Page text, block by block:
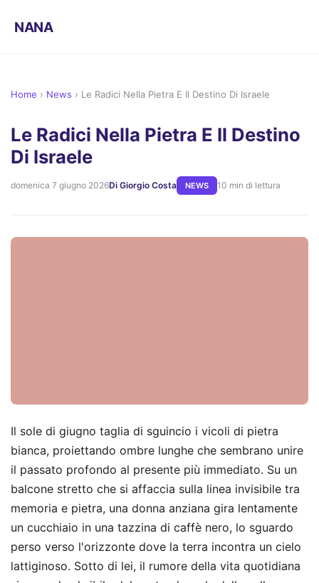
NANA
Home › News › Le Radici Nella Pietra E Il Destino Di Israele
Le Radici Nella Pietra E Il Destino
Di Israele
domenica 7 giugno 2026Di Giorgio Costa NEWS 10 min di lettura
Il sole di giugno taglia di sguincio i vicoli di pietra
bianca, proiettando ombre lunghe che sembrano unire
il passato profondo al presente più immediato. Su un
balcone stretto che si affaccia sulla linea invisibile tra
memoria e pietra, una donna anziana gira lentamente
un cucchiaio in una tazzina di caffè nero, lo sguardo
perso verso l'orizzonte dove la terra incontra un cielo
lattiginoso. Sotto di lei, il rumore della vita quotidiana